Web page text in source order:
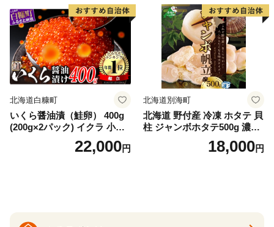
満足 美味しい 贈答 生食用 刺
身 お刺身 刺し身 魚介類 海鮮
冷凍 厚切り 薄切り ふるさと
納税 ふるさとチョイス チョ
イス 北海道 白糠町
北海道白糠町
いくら醤油漬（鮭卵） 400g
(200g×2パック) イクラ 小分
け いくら醤油漬 鮭いくら い
くら醤油漬け 鮭 鮭卵 ikura
22,000円
北海道別海町
北海道 野付産 冷凍 ホタテ 貝
柱 ジャンボホタテ500g 濃厚
な旨味と甘み （ほたて ホタ
テ 帆立 貝柱 ホタテ貝柱 大玉
18,000円